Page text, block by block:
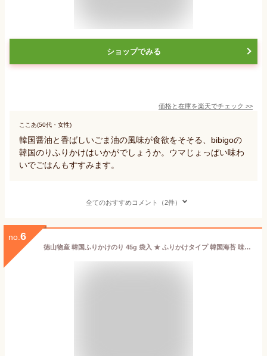
ショップでみる
価格と在庫を楽天でチェック >>
ここあ(50代・女性)
韓国醤油と香ばしいごま油の風味が食欲をそそる、bibigoの
韓国のりふりかけはいかがでしょうか。ウマじょっぱい味わ
いでごはんもすすみます。
全てのおすすめコメント（2件）
no. 6
徳山物産 韓国ふりかけのり 45g 袋入 ★ ふりかけタイプ 韓国海苔 味付けのり えび アーモンド くるみ ごま サクサク食感 豊富な栄養素 ミネラル カルシウム 食物繊維 おにぎりに お茶漬けに 麺類に 《宅急便》《クール便》